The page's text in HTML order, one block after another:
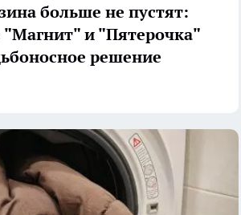
больше не пустят:
и "Пятерочка"
решение